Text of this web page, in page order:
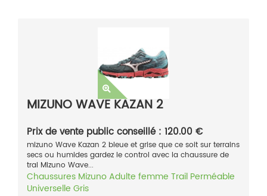
MIZUNO WAVE KAZAN 2
Prix de vente public conseillé : 120.00 €
mizuno Wave Kazan 2 bleue et grise que ce soit sur terrains
secs ou humides gardez le control avec la chaussure de
tral Mizuno Wave...
Chaussures MizunoAdulte femme Trail Perméable
Universelle Gris